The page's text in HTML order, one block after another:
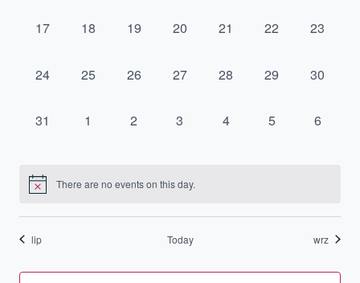
0
17
0
18
0
19
0
20
0
21
0
22
0
23
0
24
0
25
0
26
0
27
0
28
0
29
0
30
0
31
0
1
0
2
0
3
0
4
0
5
0
6
There are no events on this day.
lip Today wrz